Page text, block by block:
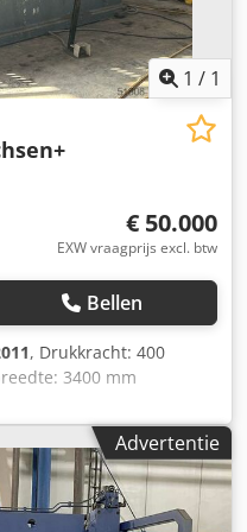
1 / 1
€ 50.000
EXW vraagprijs excl. btw
Bellen
, Drukkracht: 400
3400 mm
25.000 kg Afmetingen
–
DURMA AD-S 40400 (4
Technische
AD-S 40400 Bouwjaar:
400 ton Assen: Y1,
Advertentie